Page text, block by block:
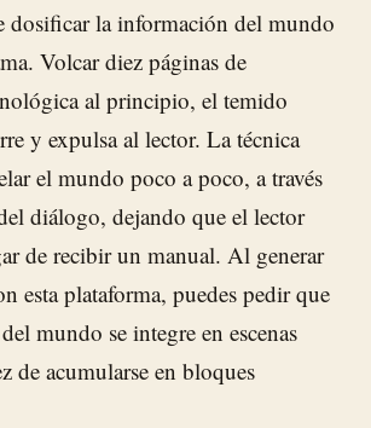
dosificar la información del mundo
Volcar diez páginas de
al principio, el temido
y expulsa al lector. La técnica
el mundo poco a poco, a través
diálogo, dejando que el lector
de recibir un manual. Al generar
esta plataforma, puedes pedir que
mundo se integre en escenas
de acumularse en bloques